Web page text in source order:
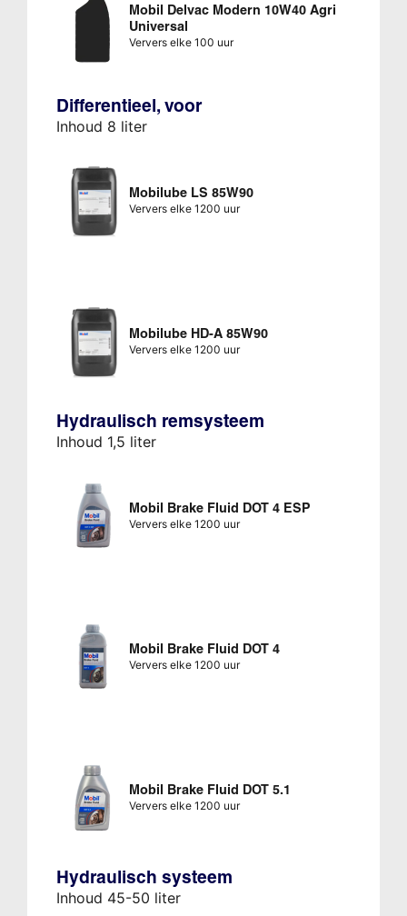
Mobil Delvac Modern 10W40 Agri
Universal
Ververs elke 100 uur
Differentieel, voor
Inhoud 8 liter
Mobilube LS 85W90
Ververs elke 1200 uur
Mobilube HD-A 85W90
Ververs elke 1200 uur
Hydraulisch remsysteem
Inhoud 1,5 liter
Mobil Brake Fluid DOT 4 ESP
Ververs elke 1200 uur
Mobil Brake Fluid DOT 4
Ververs elke 1200 uur
Mobil Brake Fluid DOT 5.1
Ververs elke 1200 uur
Hydraulisch systeem
Inhoud 45-50 liter